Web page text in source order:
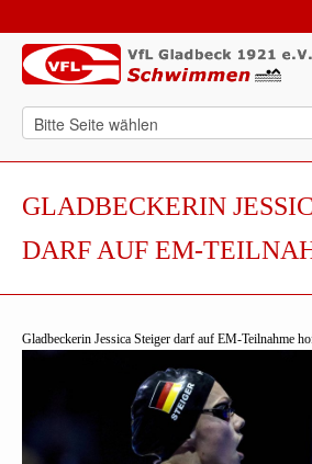
GLADBECKERIN
DARF AUF EM-
Gladbeckerin Jessica Steiger darf auf EM-Teilnahme